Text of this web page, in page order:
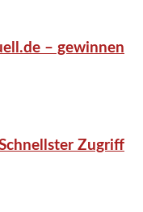
– gewinnen
Zugriff